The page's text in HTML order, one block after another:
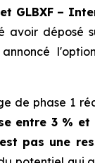
GLBXF –
avoir déposé
de phase 1
entre 3 %
pas une